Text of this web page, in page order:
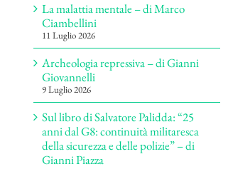
La malattia mentale – di Marco
Ciambellini
11 Luglio 2026
Archeologia repressiva – di Gianni
Giovannelli
9 Luglio 2026
Sul libro di Salvatore Palidda: “25
anni dal G8: continuità militaresca
della sicurezza e delle polizie” – di
Gianni Piazza